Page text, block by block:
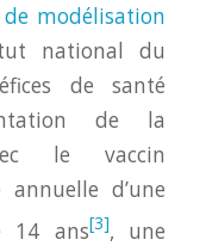
modélisation
national du
de santé
de la
le vaccin
d’une
14 ans[3], une